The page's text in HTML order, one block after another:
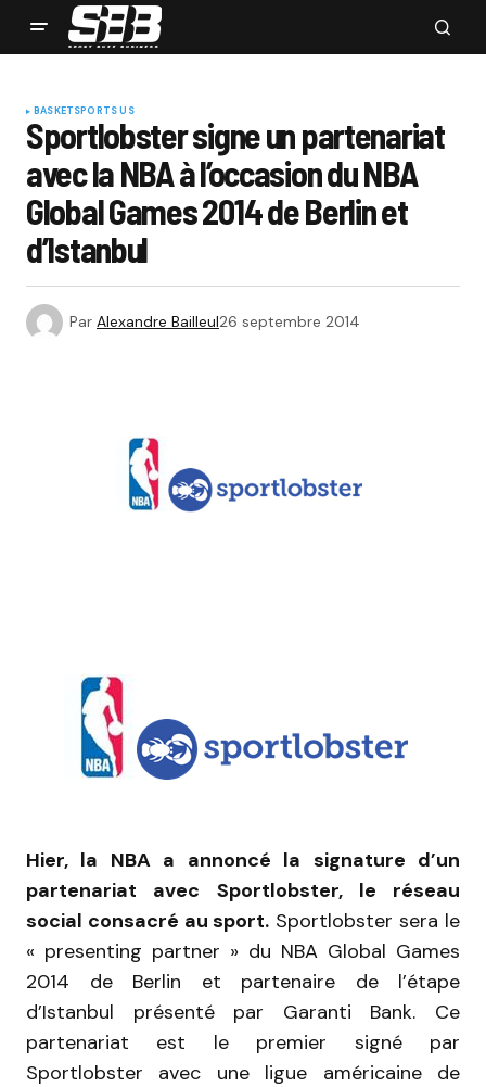
BASKETSPORTS US
Sportlobster signe un partenariat
avec la NBA à l’occasion du NBA
Global Games 2014 de Berlin et
d’Istanbul
Par Alexandre Bailleul26 septembre 2014
Hier, la NBA a annoncé la signature d’un
partenariat avec Sportlobster, le réseau
social consacré au sport. Sportlobster sera le
« presenting partner » du NBA Global Games
2014 de Berlin et partenaire de l’étape
d’Istanbul présenté par Garanti Bank. Ce
partenariat est le premier signé par
Sportlobster avec une ligue américaine de